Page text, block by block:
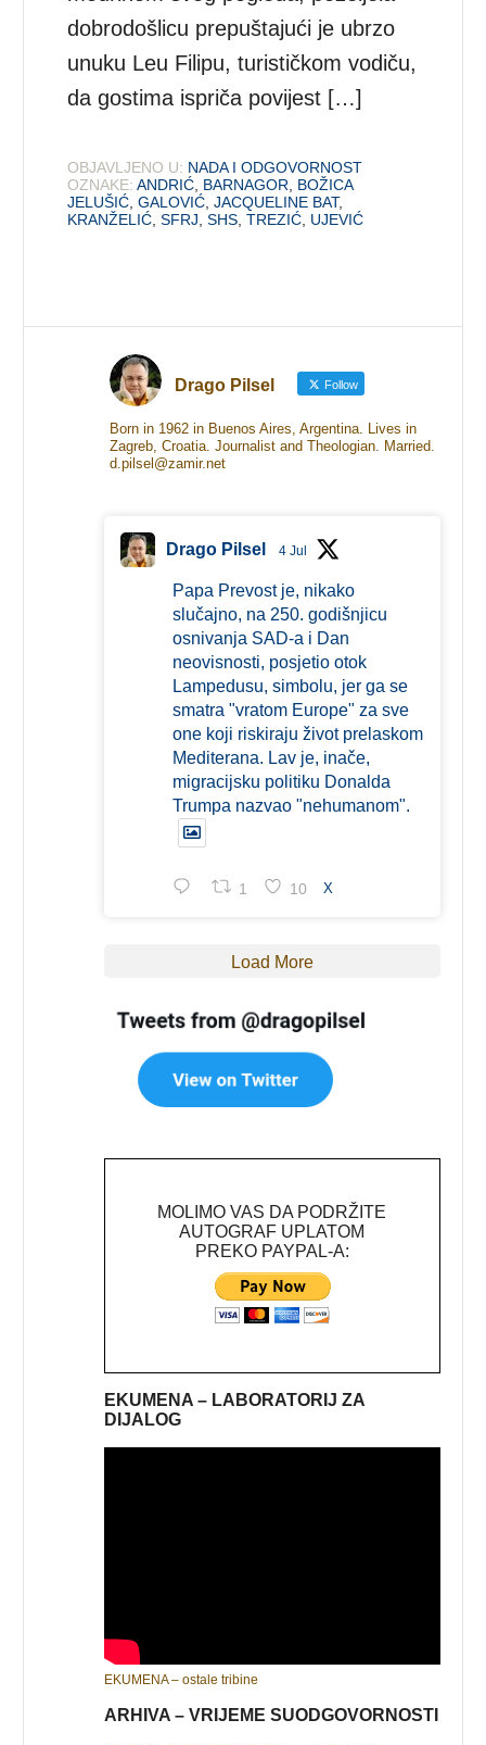
dobrodošlicu prepuštajući je ubrzo
unuku Leu Filipu, turističkom vodiču,
da gostima ispriča povijest […]
OBJAVLJENO U: NADA I ODGOVORNOST
OZNAKE: ANDRIĆ BARNAGOR
BOŽICA
JELUŠIĆ ,GALOVIĆ ,JACQUELINE BAT,
KRANŽELIĆ ,SFRJ ,SHS ,TREZIĆ UJEVIĆ
Drago Pilsel Follow
Born in 1962 in Buenos Aires, Argentina. Lives in
Zagreb, Croatia. Journalist and Theologian. Married.
d.pilsel@zamir.net
Drago Pilsel 4 Jul
Papa Prevost je, nikako
slučajno, na 250. godišnjicu
osnivanja SAD-a i Dan
neovisnosti, posjetio otok
Lampedusu, simbolu, jer ga se
smatra "vratom Europe" za sve
one koji riskiraju život prelaskom
Mediterana. Lav je, inače,
migracijsku politiku Donalda
Trumpa nazvao "nehumanom".
1 10 X
Load More
MOLIMO VAS DA PODRŽITE
AUTOGRAF UPLATOM
PREKO PAYPAL-A:
EKUMENA – LABORATORIJ ZA
DIJALOG
EKUMENA – ostale tribine
ARHIVA – VRIJEME SUODGOVORNOSTI